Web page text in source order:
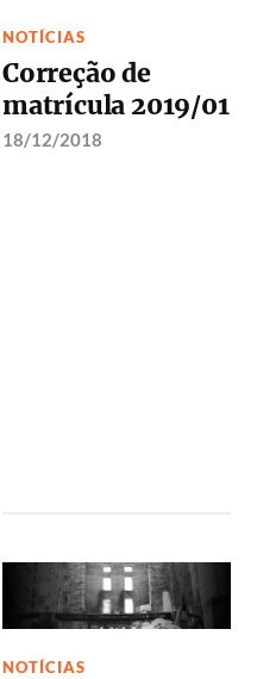
NOTÍCIAS
Correção de
matrícula 2019/01
18/12/2018
NOTÍCIAS